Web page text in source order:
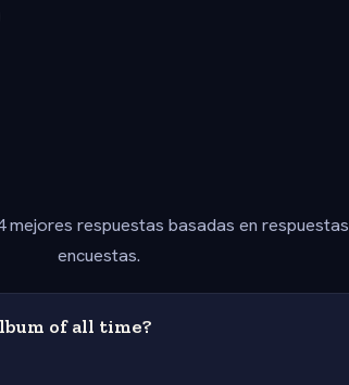
mejores respuestas basadas en
encuestas.
of all time?